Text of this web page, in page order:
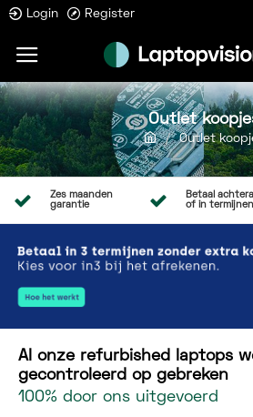
Login Register
Outlet
Outlet
Zes maanden
garantie
Betaal
of in
Al onze refurbished laptops
gecontroleerd op gebreken
100% door ons uitgevoerd